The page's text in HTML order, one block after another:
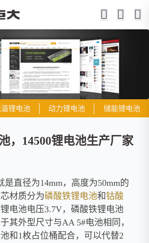
锂电池 动力锂电池 储能锂电池
，14500锂电池生产厂家
是直径为14mm，高度为50mm的
材质分为磷酸铁锂电池和 钴酸
电池电压3.7V，磷酸铁锂电池
其外型尺寸与AA 5#电池相同，
和1枚占位桶配合，可以代替2